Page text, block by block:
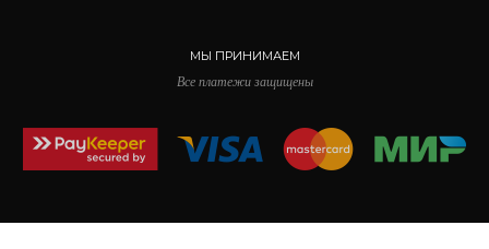
МЫ ПРИНИМАЕМ
Все платежи защищены